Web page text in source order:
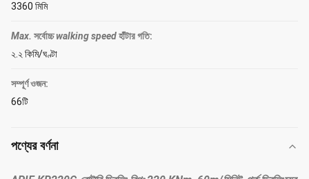
3360 মিমি
Max. সর্বোচ্চwalking speedহাঁটার গতি:
২.২ কিমি/ঘণ্টা
সম্পূর্ণ ওজন:
66টি
পণ্যের বর্ণনা